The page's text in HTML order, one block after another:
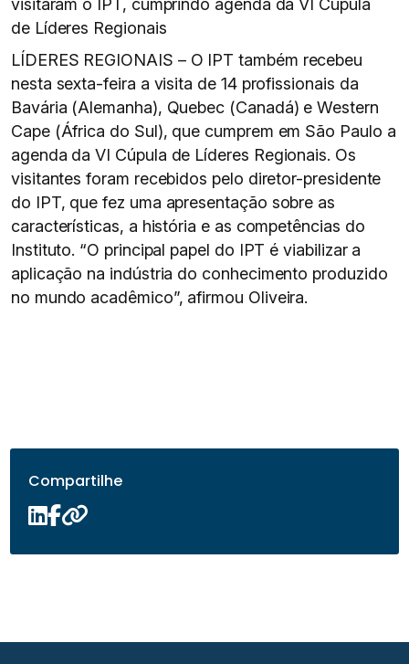
visitaram o IPT, cumprindo agenda da VI Cúpula
de Líderes Regionais
LÍDERES REGIONAIS – O IPT também recebeu
nesta sexta-feira a visita de 14 profissionais da
Bavária (Alemanha), Quebec (Canadá) e Western
Cape (África do Sul), que cumprem em São Paulo a
agenda da VI Cúpula de Líderes Regionais. Os
visitantes foram recebidos pelo diretor-presidente
do IPT, que fez uma apresentação sobre as
características, a história e as competências do
Instituto. “O principal papel do IPT é viabilizar a
aplicação na indústria do conhecimento produzido
no mundo acadêmico”, afirmou Oliveira.
Compartilhe